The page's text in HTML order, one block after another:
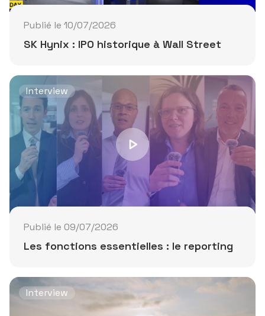
Publié le 10/07/2026
SK Hynix : IPO historique à Wall Street
Interview
Publié le 09/07/2026
Les fonctions essentielles : le reporting
Interview